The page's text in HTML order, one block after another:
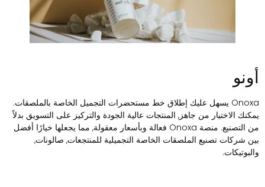
Onoxa يسهل عليك إطلاق خط مستحضرات التجميل الخاصة بالملصقات.
الاختيار من جاهز, المنتجات عالية الجودة والتركيز على التسويق بدلاً
من التصنيع. منصة Onoxa فعالة وبأسعار معقولة, مما يجعلها خيارًا أفضل
شركات تصنيع الملصقات الخاصة التجميلية للمنتجعات, صالونات,